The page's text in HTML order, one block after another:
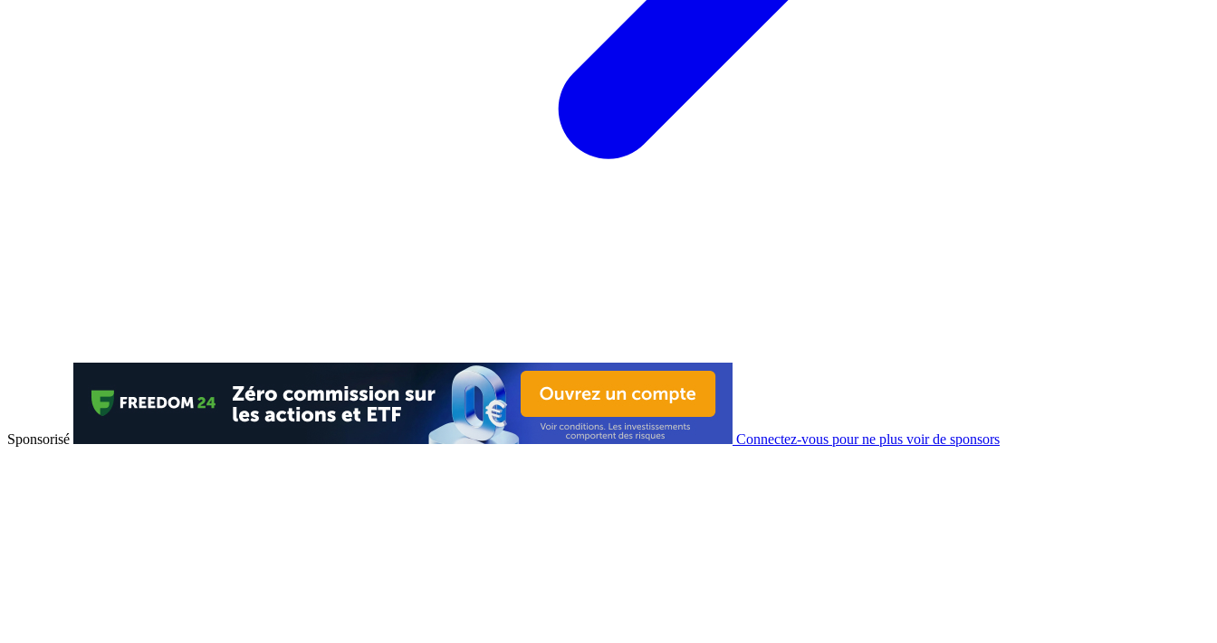
Sponsorisé Connectez-vous pour ne plus voir de sponsors